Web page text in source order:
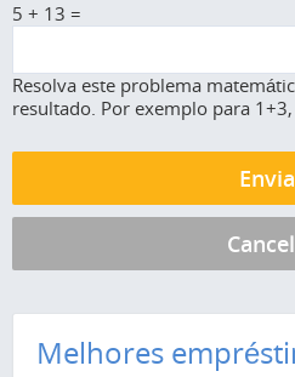
5 + 13 =
Resolva este problema
resultado. Por exemplo para
Melhores